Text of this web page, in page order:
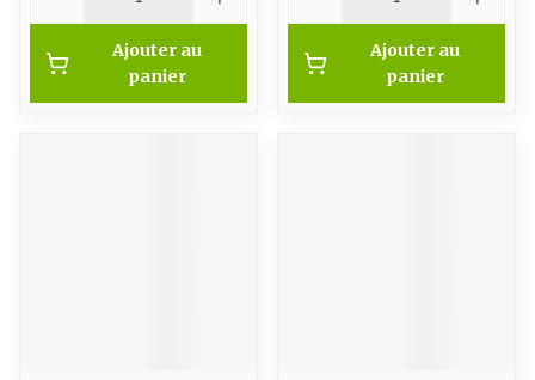
Ajouter au
panier
Ajouter au
panier